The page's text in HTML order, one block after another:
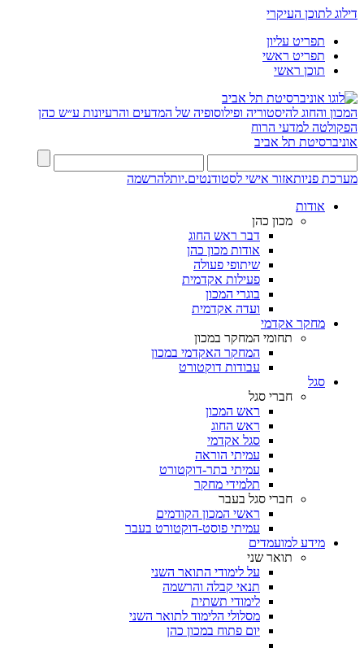
דילוג לתוכן העיקרי
תפריט עליון
תפריט ראשי
תוכן ראשי
המכון והחוג להיסטוריה ופילוסופיה של המדעים והרעיונות ע״ש כהן
הפקולטה למדעי הרוח
אוניברסיטת תל אביב
מערכת פניותאזור אישי לסטודנטים.יותלהרשמה
אודות
מכון כהן
דבר ראש החוג
אודות מכון כהן
שיתופי פעולה
פעילות אקדמית
בוגרי המכון
ועדה אקדמית
מחקר אקדמי
תחומי המחקר במכון
המחקר האקדמי במכון
עבודות דוקטורט
סגל
חברי סגל
ראש המכון
ראש החוג
סגל אקדמי
עמיתי הוראה
עמיתי בתר-דוקטורט
תלמידי מחקר
חברי סגל בעבר
ראשי המכון הקודמים
עמיתי פוסט-דוקטורט בעבר
מידע למועמדים
תואר שני
על לימודי התואר השני
תנאי קבלה והרשמה
לימודי תשתית
מסלולי הלימוד לתואר השני
יום פתוח במכון כהן